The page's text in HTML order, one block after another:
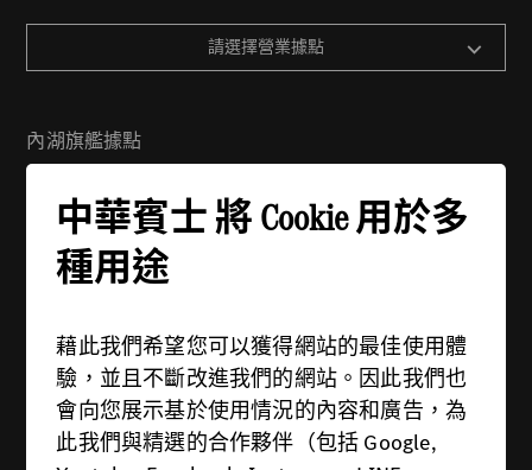
中華賓士 將 Cookie 用於多
種用途
藉此我們希望您可以獲得網站的最佳使用體
驗，並且不斷改進我們的網站。因此我們也
會向您展示基於使用情況的內容和廣告，為
此我們與精選的合作夥伴（包括 Google,
請選擇營業據點
內湖旗艦據點
電話：(02) 2799-6988
週一 - 週五：08:30 - 21:00
週六 - 週日：09:00 - 21:00
供應商